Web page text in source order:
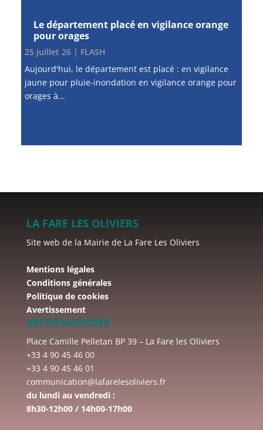
Le département placé en vigilance orange
pour orages
25 juillet 26| FLASH
Aujourd'hui, le département est placé : en vigilance
jaune pour pluie-inondation en vigilance orange pour
orages à...
LA FARE LES OLIVIERS
Site web de la Mairie de La Fare Les Oliviers
Mentions légales
Conditions générales
Politique de cookies
Avertissement
INFORMATIONS
Place Camille Pelletan BP 39 – La Fare les Oliviers
+33 4 90 45 46 00
+33 4 90 45 46 01
communication@lafarelesoliviers.fr
du lundi au vendredi :
8h30-12h00 / 14h00-17h00